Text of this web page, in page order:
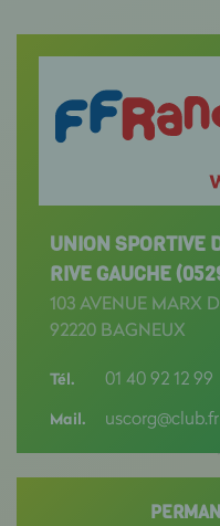
UNION SPORTIVE
RIVE GAUCHE
103 AVENUE MARX
92220 BAGNEUX
Tél. 01 40 92 12 99
Mail. uscorg@club.fr